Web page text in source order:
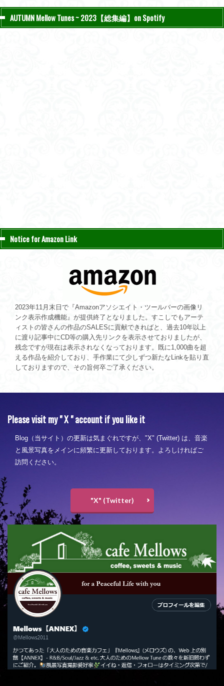
AUTUMN Mellow Tunes ~ 2023【総集編】on Spotify
Notice for Amazon Link
2023年11月末日で『Amazonアソシエイト・ツールバーの画像リ
ンク表示作成機能』が提供終了となりました。すこしでもアーテ
ィストの皆さんの作品のSALESに貢献できればと、過去10年以上
に渡り記事中にCD等の購入先リンクを表示させておりましたが、
残念ですが現在は表示されなくなっております。既に1,000曲を超
える作品を紹介しており、手作業にて少しずつ新たなLinkを貼り直
しておりますので、その旨何卒ご了承ください。
Please visit my " X " account if you like it
Blog（当サイト）の更新は気まぐれですが、"X" (Twitter) は、音楽
と風景写真をメインに頻繁に更新しております。よろしければご
訪問ください。
"X" (Twitter)